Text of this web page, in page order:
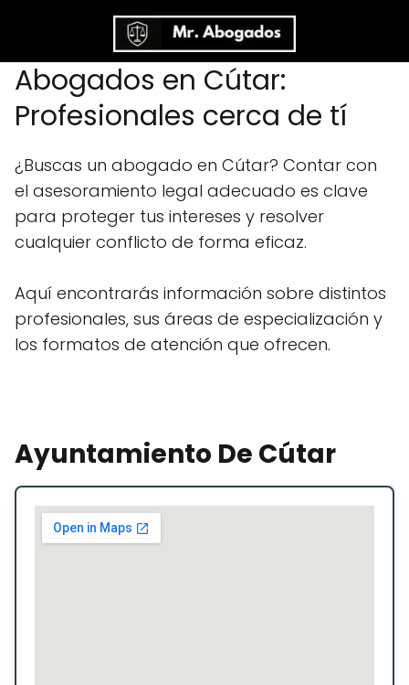
Abogados en Cútar:
Profesionales cerca de tí
¿Buscas un abogado en Cútar? Contar con
el asesoramiento legal adecuado es clave
para proteger tus intereses y resolver
cualquier conflicto de forma eficaz.
Aquí encontrarás información sobre distintos
profesionales, sus áreas de especialización y
los formatos de atención que ofrecen.
Ayuntamiento De Cútar